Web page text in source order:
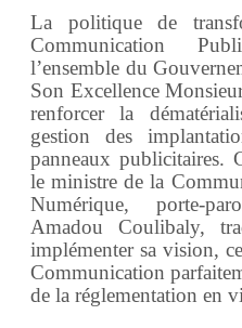
La politique de
Communication
l’ensemble du
Son Excellence
renforcer la
gestion des
panneaux publicitaires.
le ministre de la
Numérique, porte-
Amadou Coulibaly,
implémenter sa vision,
Communication
de la réglementation en